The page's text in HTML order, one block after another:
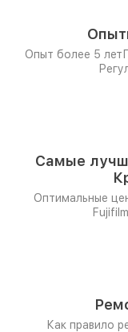
Опыт более 5 лет
Самые
Оптимальные
Как правило